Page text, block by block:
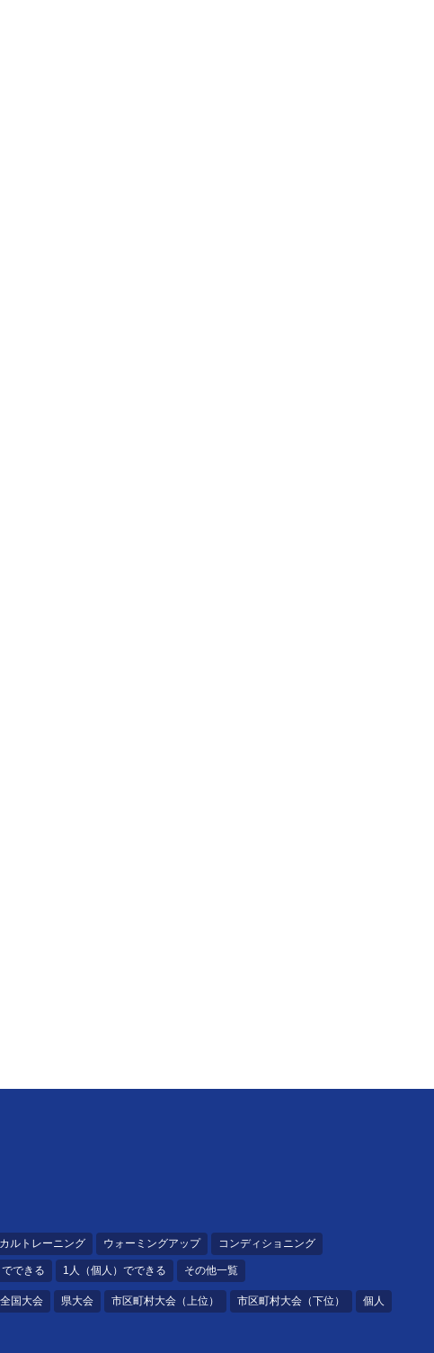
ルトレーニング ウォーミングアップ コンディショニング
できる 1人（個人）でできる その他一覧
全国大会 県大会 市区町村大会（上位） 市区町村大会（下位） 個人